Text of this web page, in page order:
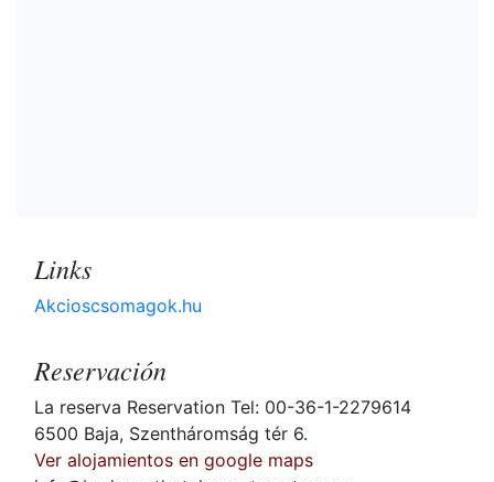
Links
Akcioscsomagok.hu
Reservación
La reserva Reservation Tel: 00-36-1-2279614
6500 Baja, Szentháromság tér 6.
Ver alojamientos en google maps